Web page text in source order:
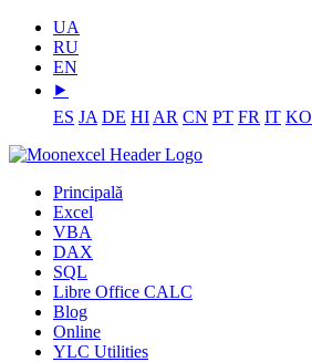
UA
RU
EN
⯈
ES JA DE HI AR CN PT FR IT KO
Principală
Excel
VBA
DAX
SQL
Libre Office CALC
Blog
Online
YLC Utilities